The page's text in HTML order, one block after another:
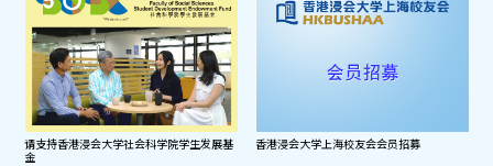
请支持香港浸会大学社会科学院学生发展基
金
香港浸会大学上海校友会会员招募